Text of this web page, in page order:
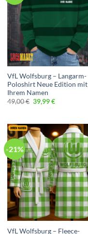
VfL Wolfsburg – Langarm-
Poloshirt Neue Edition mit
Ihrem Namen
49,00€ Ursprünglicher
Preis
39,99€Aktueller
-21%
VfL Wolfsburg – Fleece-